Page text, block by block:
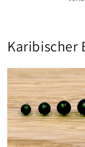
Karibischer